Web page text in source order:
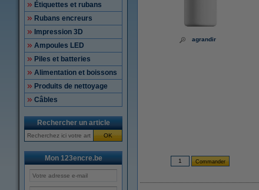
Étiquettes et rubans
Rubans encreurs
Impression 3D
Ampoules LED
Piles et batteries
Alimentation et boissons
Produits de nettoyage
Câbles
Rechercher un article
OK
Mon 123encre.be
agrandir